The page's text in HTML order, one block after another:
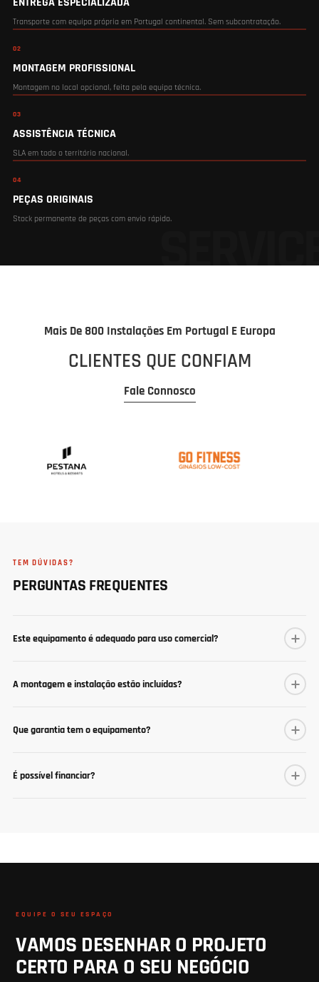
Transporte com equipa própria em Portugal continental. Sem subcontratação.
02
MONTAGEM PROFISSIONAL
Montagem no local opcional, feita pela equipa técnica.
03
ASSISTÊNCIA TÉCNICA
SLA em todo o território nacional.
04
PEÇAS ORIGINAIS
Stock permanente de peças com envio rápido.
Mais De 800 Instalações Em Portugal E Europa
CLIENTES QUE CONFIAM
Fale Connosco
TEM DÚVIDAS?
PERGUNTAS FREQUENTES
Este equipamento é adequado para uso comercial?
A montagem e instalação estão incluídas?
Que garantia tem o equipamento?
É possível financiar?
EQUIPE O SEU ESPAÇO
VAMOS DESENHAR O PROJETO
CERTO PARA O SEU NEGÓCIO